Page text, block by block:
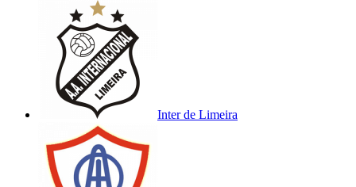
Inter de Limeira